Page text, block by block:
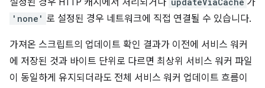
설정된 경우 HTTP 캐시에서 처리되거나
가
'none' 로 설정된 경우 네트워크에 직접 연결될 수 있습니다.
가져온 스크립트의 업데이트 확인 결과가 이전에 서비스 워커
에 저장된 것과 바이트 단위로 다르면 최상위 서비스 워커 파일
이 동일하게 유지되더라도 전체 서비스 워커 업데이트 흐름이